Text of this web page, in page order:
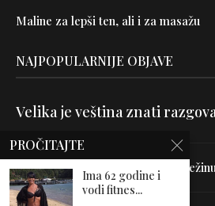
Maline za lepši ten, ali i za masažu
NAJPOPULARNIJE OBJAVE
Velika je veština znati
Uništite parazite i normalizujte
PROČITAJTE
Ima 62 godine i
vodi fitnes...